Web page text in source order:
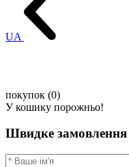
UA
покупок (0)
У кошику порожньо!
Швидке замовлення